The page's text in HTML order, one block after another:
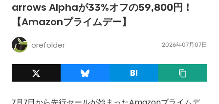
arrows Alphaが33%オフの59,800円！
【Amazonプライムデー】
orefolder 2026年07月07日